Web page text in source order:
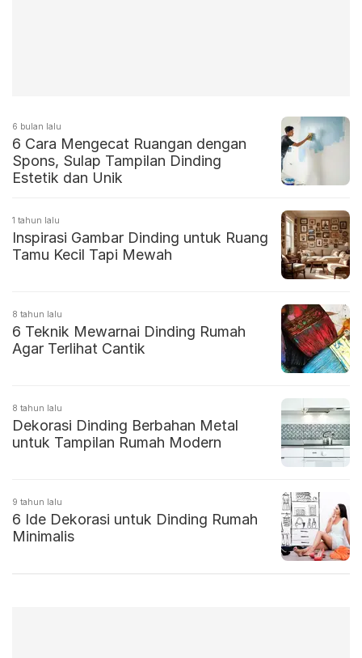
6 bulan lalu
6 Cara Mengecat Ruangan dengan
Spons, Sulap Tampilan Dinding
Estetik dan Unik
1 tahun lalu
Inspirasi Gambar Dinding untuk Ruang
Tamu Kecil Tapi Mewah
8 tahun lalu
6 Teknik Mewarnai Dinding Rumah
Agar Terlihat Cantik
8 tahun lalu
Dekorasi Dinding Berbahan Metal
untuk Tampilan Rumah Modern
9 tahun lalu
6 Ide Dekorasi untuk Dinding Rumah
Minimalis